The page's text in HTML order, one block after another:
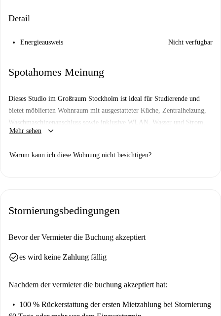
Detail
Energieausweis Nicht verfügbar
Spotahomes Meinung
Dieses Studio im Großraum Stockholm ist ideal für Studierende und
bietet möblierten Wohnraum mit ausgestatteter Küche, Zentralheizung,
Waschmaschinenanschluss sowie inklusive WLAN, Wasser und Strom.
Perfekt für komfortables Wohnen in verkehrsgünstiger Lage.
begehrten Lage.
Mehr sehen keyboard_arrow_down
Warum kann ich diese Wohnung nicht besichtigen?
Stornierungsbedingungen
Bevor der Vermieter die Buchung akzeptiert
check_circlees wird keine Zahlung fällig
Nachdem der vermieter die buchung akzeptiert hat:
100 % Rückerstattung der ersten Mietzahlung bei Stornierung